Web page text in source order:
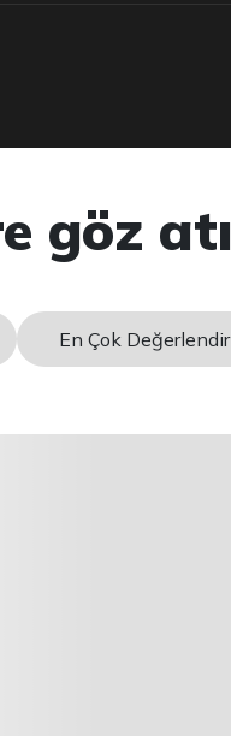
göz
En Çok